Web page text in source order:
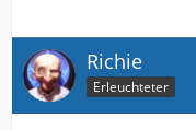
Richie
Erleuchteter